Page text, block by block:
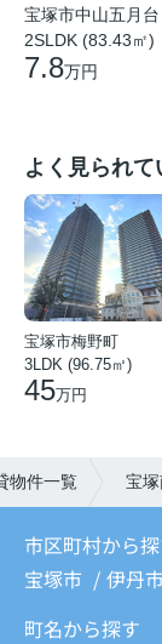
宝塚市中山五月台
2SLDK (83.43㎡)
7.8万円
よく見られて
宝塚市梅野町
3LDK (96.75㎡)
45万円
物件一覧 宝
市区町村から
宝塚市
伊丹
町名から探す